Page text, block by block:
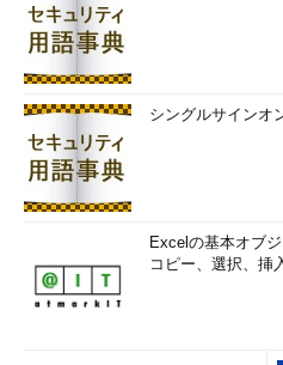
シングルサインオ
Excelの基本オブ
コピー、選択、挿